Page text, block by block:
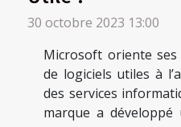
30 octobre 2023 13:00
Microsoft oriente
de logiciels utiles à
des services
marque a